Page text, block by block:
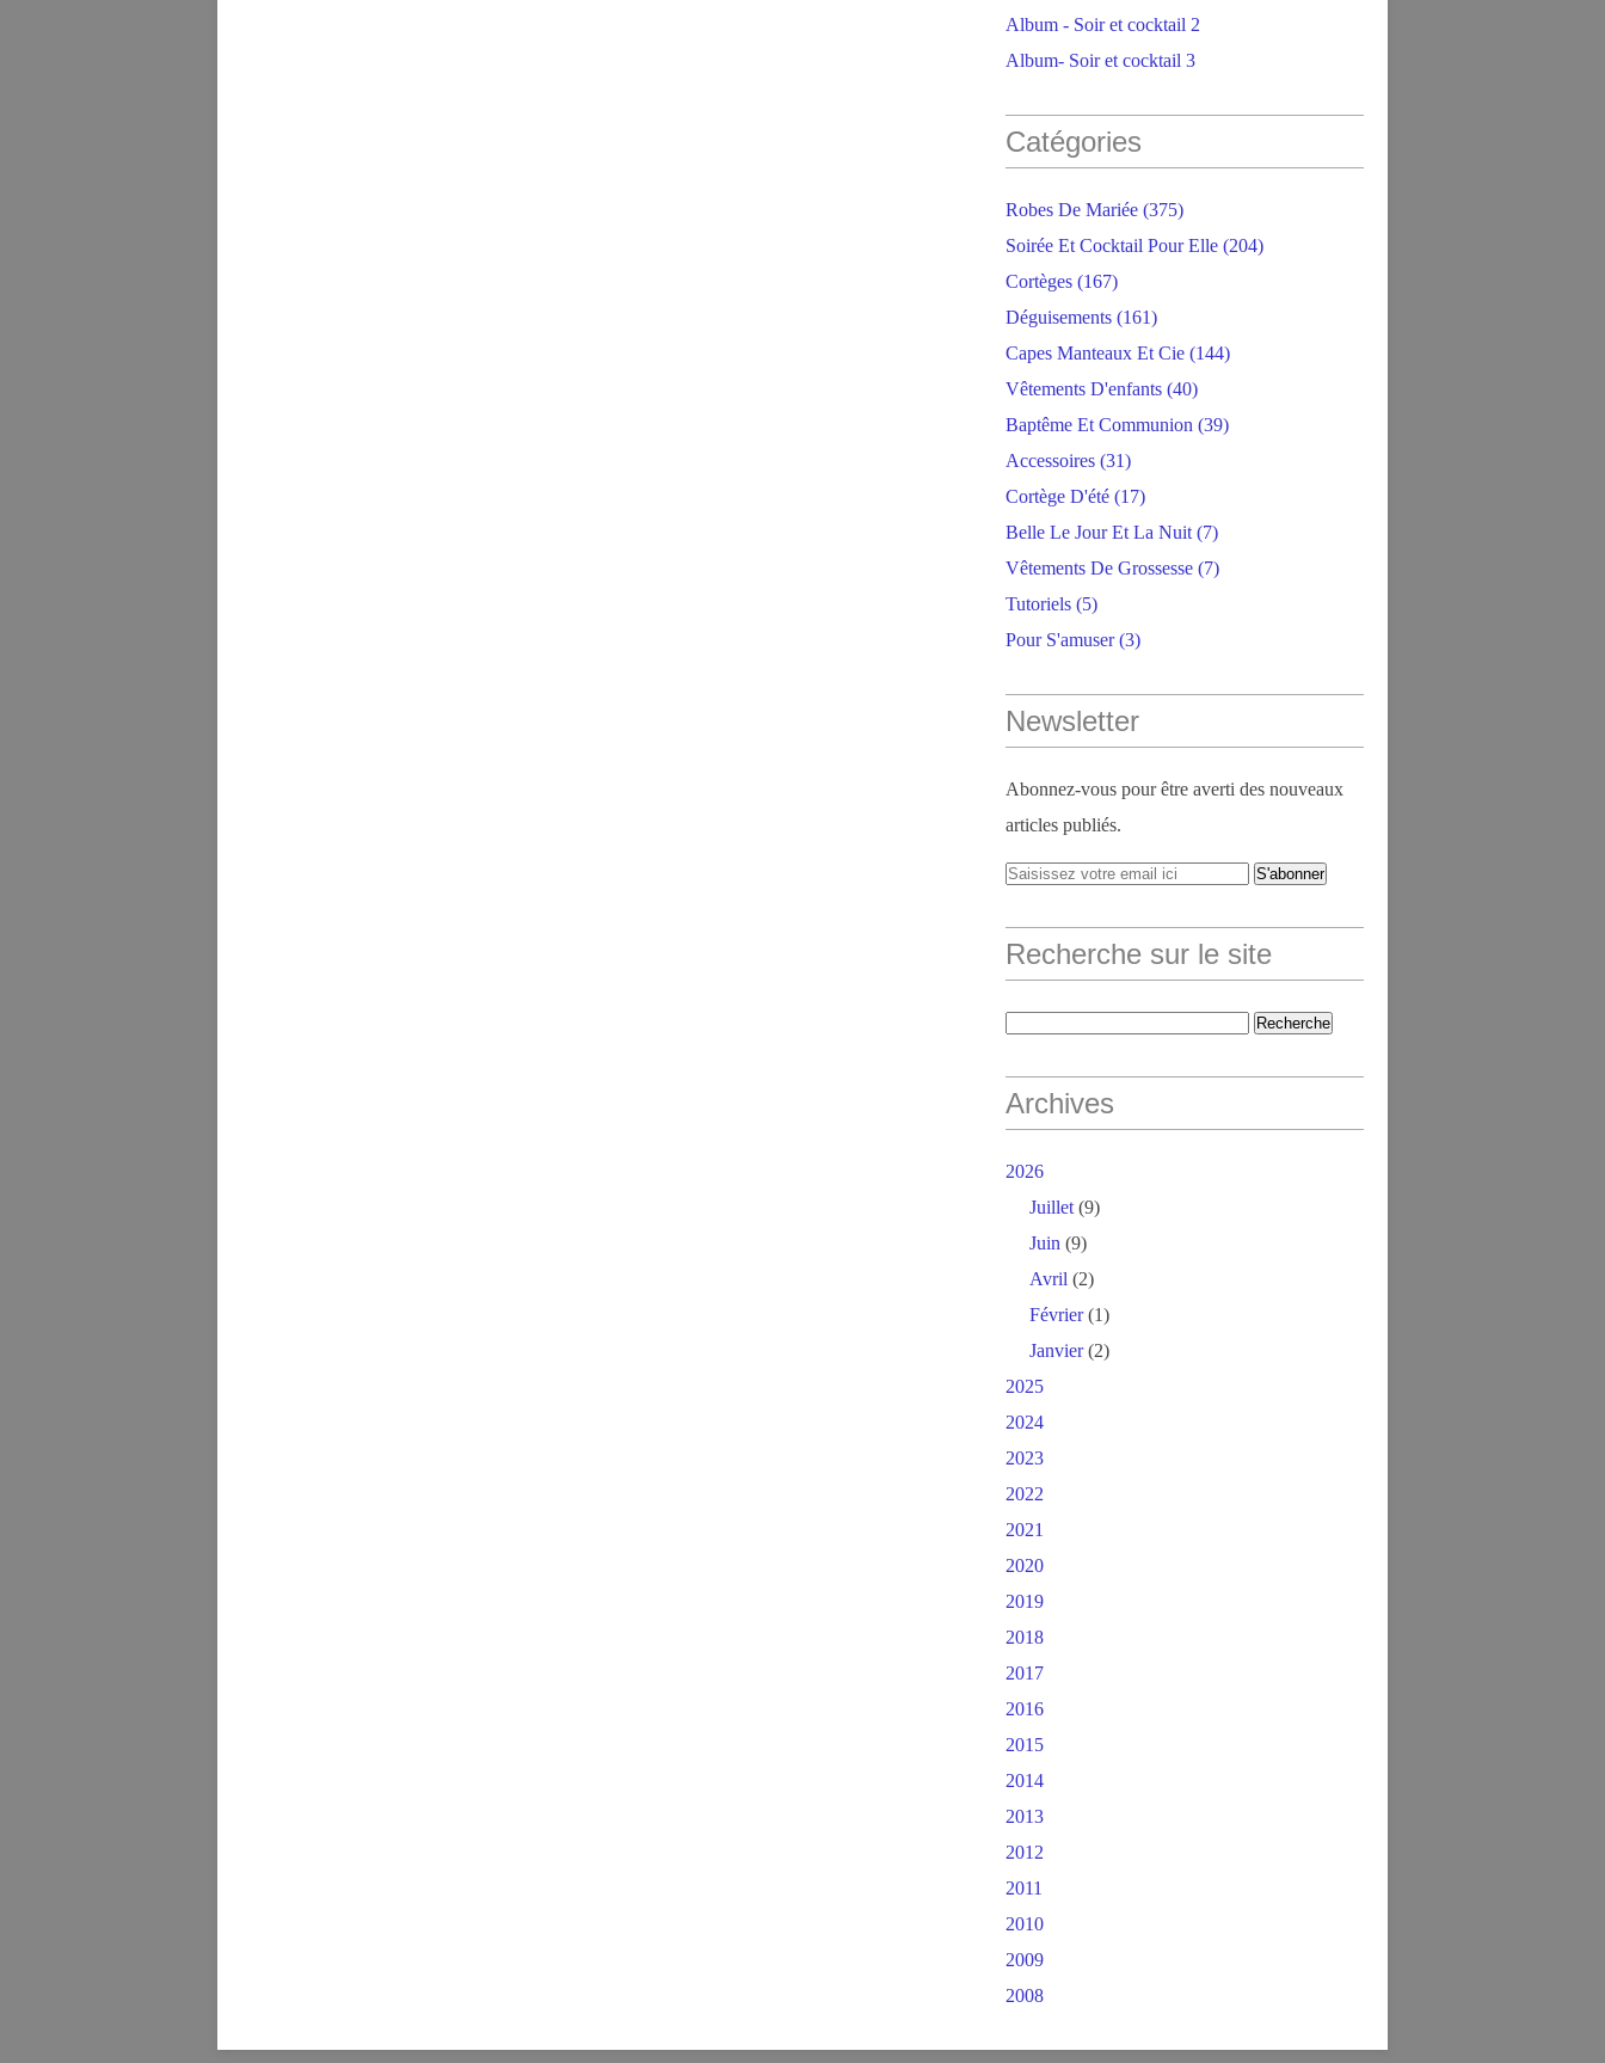
Album - Soir et cocktail 2
Album- Soir et cocktail 3
Catégories
Robes De Mariée (375)
Soirée Et Cocktail Pour Elle (204)
Cortèges (167)
Déguisements (161)
Capes Manteaux Et Cie (144)
Vêtements D'enfants (40)
Baptême Et Communion (39)
Accessoires (31)
Cortège D'été (17)
Belle Le Jour Et La Nuit (7)
Vêtements De Grossesse (7)
Tutoriels (5)
Pour S'amuser(3)
Newsletter
Abonnez-vous pour être averti des nouveaux
articles publiés.
Recherche sur le site
Archives
2026
Juillet (9)
Juin (9)
Avril (2)
Février(1)
Janvier(2)
2025
2024
2023
2022
2021
2020
2019
2018
2017
2016
2015
2014
2013
2012
2011
2010
2009
2008